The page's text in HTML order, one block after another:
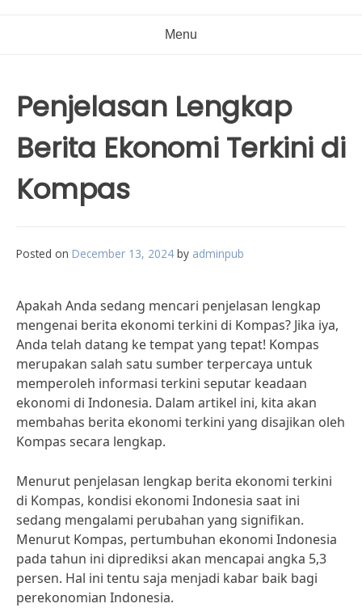
Menu
Penjelasan Lengkap
Berita Ekonomi Terkini di
Kompas
Posted on December 13, 2024 by adminpub
Apakah Anda sedang mencari penjelasan lengkap
mengenai berita ekonomi terkini di Kompas? Jika iya,
Anda telah datang ke tempat yang tepat! Kompas
merupakan salah satu sumber terpercaya untuk
memperoleh informasi terkini seputar keadaan
ekonomi di Indonesia. Dalam artikel ini, kita akan
membahas berita ekonomi terkini yang disajikan oleh
Kompas secara lengkap.
Menurut penjelasan lengkap berita ekonomi terkini
di Kompas, kondisi ekonomi Indonesia saat ini
sedang mengalami perubahan yang signifikan.
Menurut Kompas, pertumbuhan ekonomi Indonesia
pada tahun ini diprediksi akan mencapai angka 5,3
persen. Hal ini tentu saja menjadi kabar baik bagi
perekonomian Indonesia.